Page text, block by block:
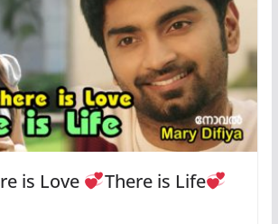
is Love
There is Life